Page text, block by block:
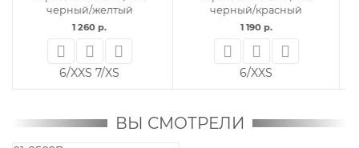
черный/синий/серый
черный/красный
ВЫ СМОТРЕЛИ